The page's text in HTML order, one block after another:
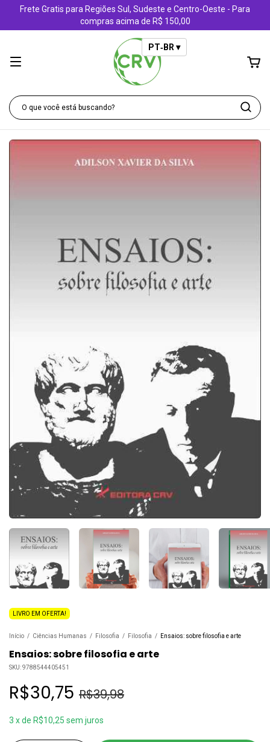
Frete Gratis para Regiões Sul, Sudeste e Centro-Oeste - Para
compras acima de R$ 150,00
PT‑BR ▾
LIVRO EM OFERTA!
Início / Ciências Humanas / Filosofia / Filosofia / Ensaios: sobre filosofia e arte
Ensaios: sobre filosofia e arte
SKU:9788544405451
R$30,75 R$39,98
3 xde R$10,25 sem juros